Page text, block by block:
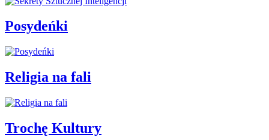
Posydeńki
Religia na fali
Trochę Kultury